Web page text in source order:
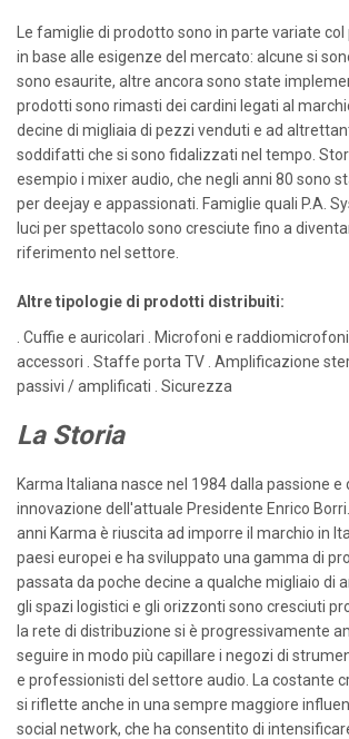
Le famiglie di prodotto sono in parte variate
in base alle esigenze del mercato: alcune si
sono esaurite, altre ancora sono state
prodotti sono rimasti dei cardini legati al
decine di migliaia di pezzi venduti e ad
soddifatti che si sono fidalizzati nel tempo.
esempio i mixer audio, che negli anni 80 sono
per deejay e appassionati. Famiglie quali P.A.
luci per spettacolo sono cresciute fino a
riferimento nel settore.
Altre tipologie di prodotti distribuiti:
. Cuffie e auricolari . Microfoni e
accessori . Staffe porta TV . Amplificazione
passivi / amplificati . Sicurezza
La Storia
Karma Italiana nasce nel 1984 dalla passione e
innovazione dell'attuale Presidente Enrico
anni Karma è riuscita ad imporre il marchio in
paesi europei e ha sviluppato una gamma di
passata da poche decine a qualche migliaio di
gli spazi logistici e gli orizzonti sono cresciuti
la rete di distribuzione si è progressivamente
seguire in modo più capillare i negozi di
e professionisti del settore audio. La costante
si riflette anche in una sempre maggiore
social network, che ha consentito di